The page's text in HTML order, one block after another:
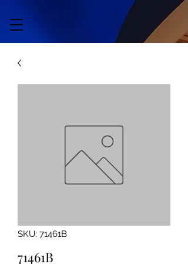
SKU: 71461B
71461B